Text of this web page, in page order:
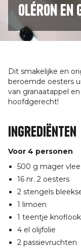
Oléron en
Dit smakelijke en
beroemde oesters
van granaatappel
hoofdgerecht!
Ingrediënten
Voor 4 personen
500 g mager
16 nr. 2 oesters
2 stengels
1 limoen
1 teentje knoflook
4 el olijfolie
2 passievruchten